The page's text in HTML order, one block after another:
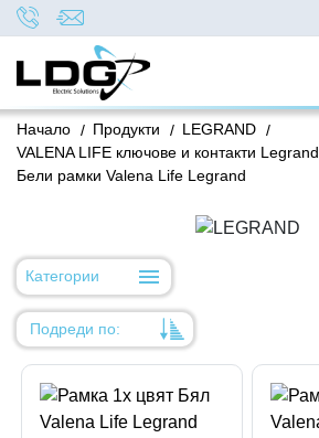
/
Начало /
Продукти /
LEGRAND
VALENA LIFE ключове и контакти Legrand
Бели рамки Valena Life Legrand
Категории
Подреди по:
Име